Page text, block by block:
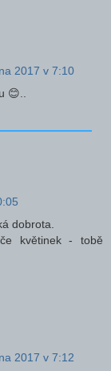
2017 v 7:10
😊..
dobrota.
květinek - tobě
2017 v 7:12